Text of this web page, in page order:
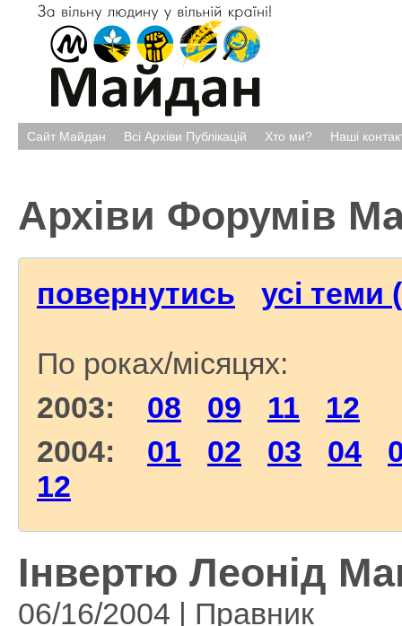
Сайт Майдан Всі Архіви Публікацій Хто ми? Наші
Архіви Форумів
повернутись усі теми
По роках/місяцях:
2003: 08 09 11
12
2004: 01 02 03 04
12
Інвертю Леонід
06/16/2004 | Правник